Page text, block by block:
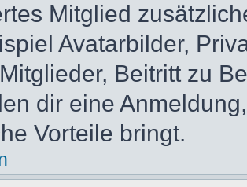
Mitglied
Avatarbilder,
Beitritt zu
dir eine
Vorteile bringt.